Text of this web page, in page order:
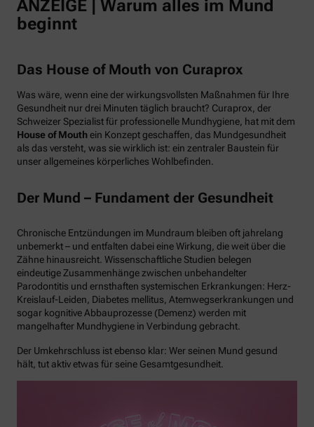
ANZEIGE | Warum alles im Mund
beginnt
Das House of Mouth von Curaprox
Was wäre, wenn eine der wirkungsvollsten Maßnahmen für Ihre
Gesundheit nur drei Minuten täglich braucht? Curaprox, der
Schweizer Spezialist für professionelle Mundhygiene, hat mit dem
House of Mouthein Konzept geschaffen, das Mundgesundheit
als das versteht, was sie wirklich ist: ein zentraler Baustein für
unser allgemeines körperliches Wohlbefinden.
Der Mund – Fundament der Gesundheit
Chronische Entzündungen im Mundraum bleiben oft jahrelang
unbemerkt – und entfalten dabei eine Wirkung, die weit über die
Zähne hinausreicht. Wissenschaftliche Studien belegen
eindeutige Zusammenhänge zwischen unbehandelter
Parodontitis und ernsthaften systemischen Erkrankungen: Herz-
Kreislauf-Leiden, Diabetes mellitus, Atemwegserkrankungen und
sogar kognitive Abbauprozesse (Demenz) werden mit
mangelhafter Mundhygiene in Verbindung gebracht.
Der Umkehrschluss ist ebenso klar: Wer seinen Mund gesund
hält, tut aktiv etwas für seine Gesamtgesundheit.